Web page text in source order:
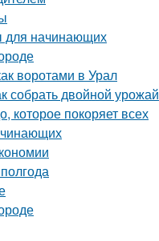
для начинающих
воротами в Урал
собрать двойной урожай
которое покоряет всех